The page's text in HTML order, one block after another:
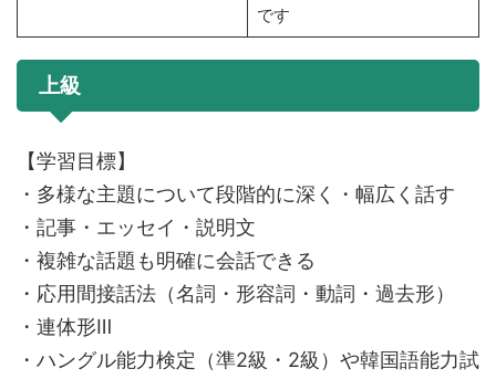
です
上級
【学習目標】
・多様な主題について段階的に深く・幅広く話す
・記事・エッセイ・説明文
・複雑な話題も明確に会話できる
・応用間接話法（名詞・形容詞・動詞・過去形）
・連体形Ⅲ
・ハングル能力検定（準2級・2級）や韓国語能力試